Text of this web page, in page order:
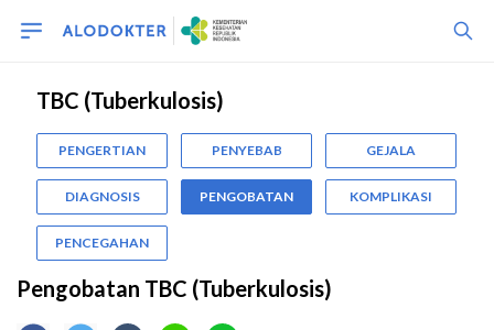
TBC (Tuberkulosis)
PENGERTIAN PENYEBAB GEJALA
DIAGNOSIS PENGOBATAN KOMPLIKASI
PENCEGAHAN
Pengobatan TBC (Tuberkulosis)